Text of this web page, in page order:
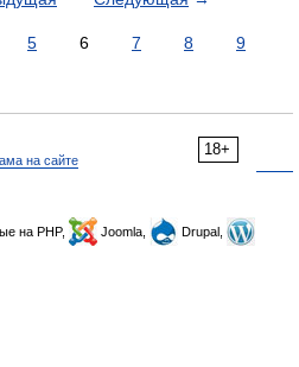
5 6 7 8
9
18+
на сайте
на PHP, Joomla,
Drupal,